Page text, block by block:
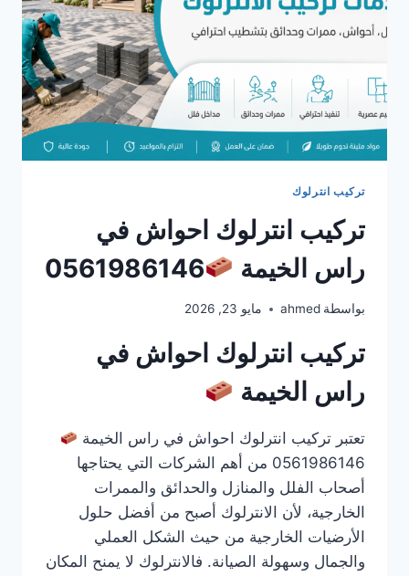
تركيب انترلوك
تركيب انترلوك احواش في
راس الخيمة
0561986146
بواسطة ahmed مايو 23, 2026
تركيب انترلوك احواش في
راس الخيمة
تعتبر تركيب انترلوك احواش في راس الخيمة
0561986146 من أهم الشركات التي يحتاجها
أصحاب الفلل والمنازل والحدائق والممرات
الخارجية، لأن الانترلوك أصبح من أفضل حلول
الأرضيات الخارجية من حيث الشكل العملي
والجمال وسهولة الصيانة. فالانترلوك لا يمنح المكان